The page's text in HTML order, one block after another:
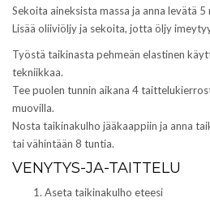
Sekoita aineksista massa ja anna levätä 5
Lisää oliiviöljy ja sekoita, jotta öljy
Työstä taikinasta pehmeän elastinen
tekniikkaa.
Tee puolen tunnin aikana 4
muovilla.
Nosta taikinakulho jääkaappiin ja anna
tai vähintään 8 tuntia.
VENYTYS-JA-TAITTELU
Aseta taikinakulho eteesi